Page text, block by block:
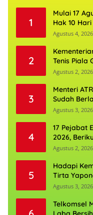
1
Mulai 17
Hak 10
Agustus 4, 2026
2
Tenis Piala
Agustus 2, 2026
3
Menteri
Sudah
Agustus 3, 2026
4
17 Pejabat
2026,
Agustus 2, 2026
5
Hadapi
Tirta
Agustus 3, 2026
Telkomsel